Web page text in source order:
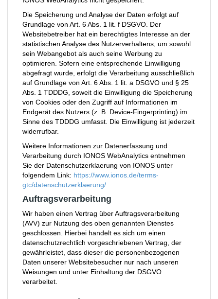
Die Speicherung und Analyse der Daten erfolgt auf
Grundlage von Art. 6 Abs. 1 lit. f DSGVO. Der
Websitebetreiber hat ein berechtigtes Interesse an der
statistischen Analyse des Nutzerverhaltens, um sowohl
sein Webangebot als auch seine Werbung zu
optimieren. Sofern eine entsprechende Einwilligung
abgefragt wurde, erfolgt die Verarbeitung ausschließlich
auf Grundlage von Art. 6 Abs. 1 lit. a DSGVO und § 25
Abs. 1 TDDDG, soweit die Einwilligung die Speicherung
von Cookies oder den Zugriff auf Informationen im
Endgerät des Nutzers (z. B. Device-Fingerprinting) im
Sinne des TDDDG umfasst. Die Einwilligung ist jederzeit
widerrufbar.
Weitere Informationen zur Datenerfassung und
Verarbeitung durch IONOS WebAnalytics entnehmen
Sie der Datenschutzerklaerung von IONOS unter
folgendem Link: https://www.ionos.de/terms-
gtc/datenschutzerklaerung/
Auftragsverarbeitung
Wir haben einen Vertrag über Auftragsverarbeitung
(AVV) zur Nutzung des oben genannten Dienstes
geschlossen. Hierbei handelt es sich um einen
datenschutzrechtlich vorgeschriebenen Vertrag, der
gewährleistet, dass dieser die personenbezogenen
Daten unserer Websitebesucher nur nach unseren
Weisungen und unter Einhaltung der DSGVO
verarbeitet.